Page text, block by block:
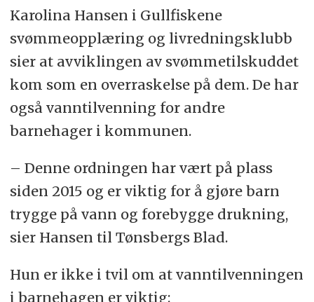
oppstår som følge av at
svømmeopplæring skal gis.
I 2025 var det mulig å søke om inntil
2050 kroner per barn.
(Kilde: Utdanningsdirektoratet)
Karolina Hansen i Gullfiskene
svømmeopplæring og livredningsklubb
sier at avviklingen av svømmetilskuddet
kom som en overraskelse på dem. De har
også vanntilvenning for andre
barnehager i kommunen.
– Denne ordningen har vært på plass
siden 2015 og er viktig for å gjøre barn
trygge på vann og forebygge drukning,
sier Hansen til Tønsbergs Blad.
Hun er ikke i tvil om at vanntilvenningen
i barnehagen er viktig: